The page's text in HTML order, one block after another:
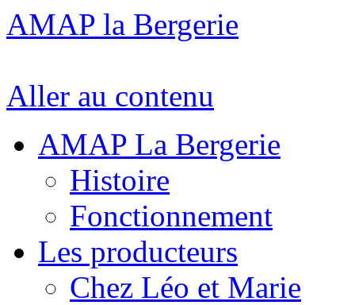
AMAP la Bergerie
Aller au contenu
AMAP La Bergerie
Histoire
Fonctionnement
Les producteurs
Chez Léo et Marie